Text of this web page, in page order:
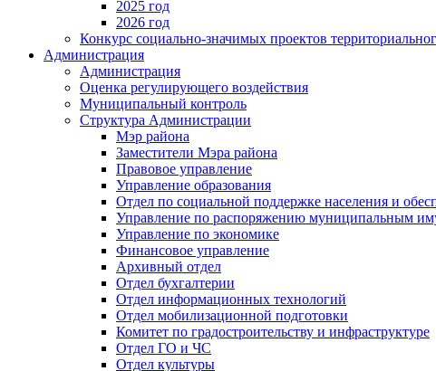
2025 год
2026 год
Конкурс социально-значимых проектов
Администрация
Администрация
Оценка регулирующего воздействия
Муниципальный контроль
Структура Администрации
Мэр района
Заместители Мэра района
Правовое управление
Управление образования
Отдел по социальной поддержке населения и
Управление по распоряжению муниципальным
Управление по экономике
Финансовое управление
Архивный отдел
Отдел бухгалтерии
Отдел информационных технологий
Отдел мобилизационной подготовки
Комитет по градостроительству и инфраструктуре
Отдел ГО и ЧС
Отдел культуры